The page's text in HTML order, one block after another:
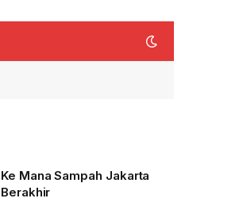
Ke Mana Sampah Jakarta
Berakhir